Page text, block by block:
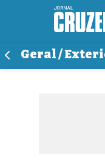
Geral /